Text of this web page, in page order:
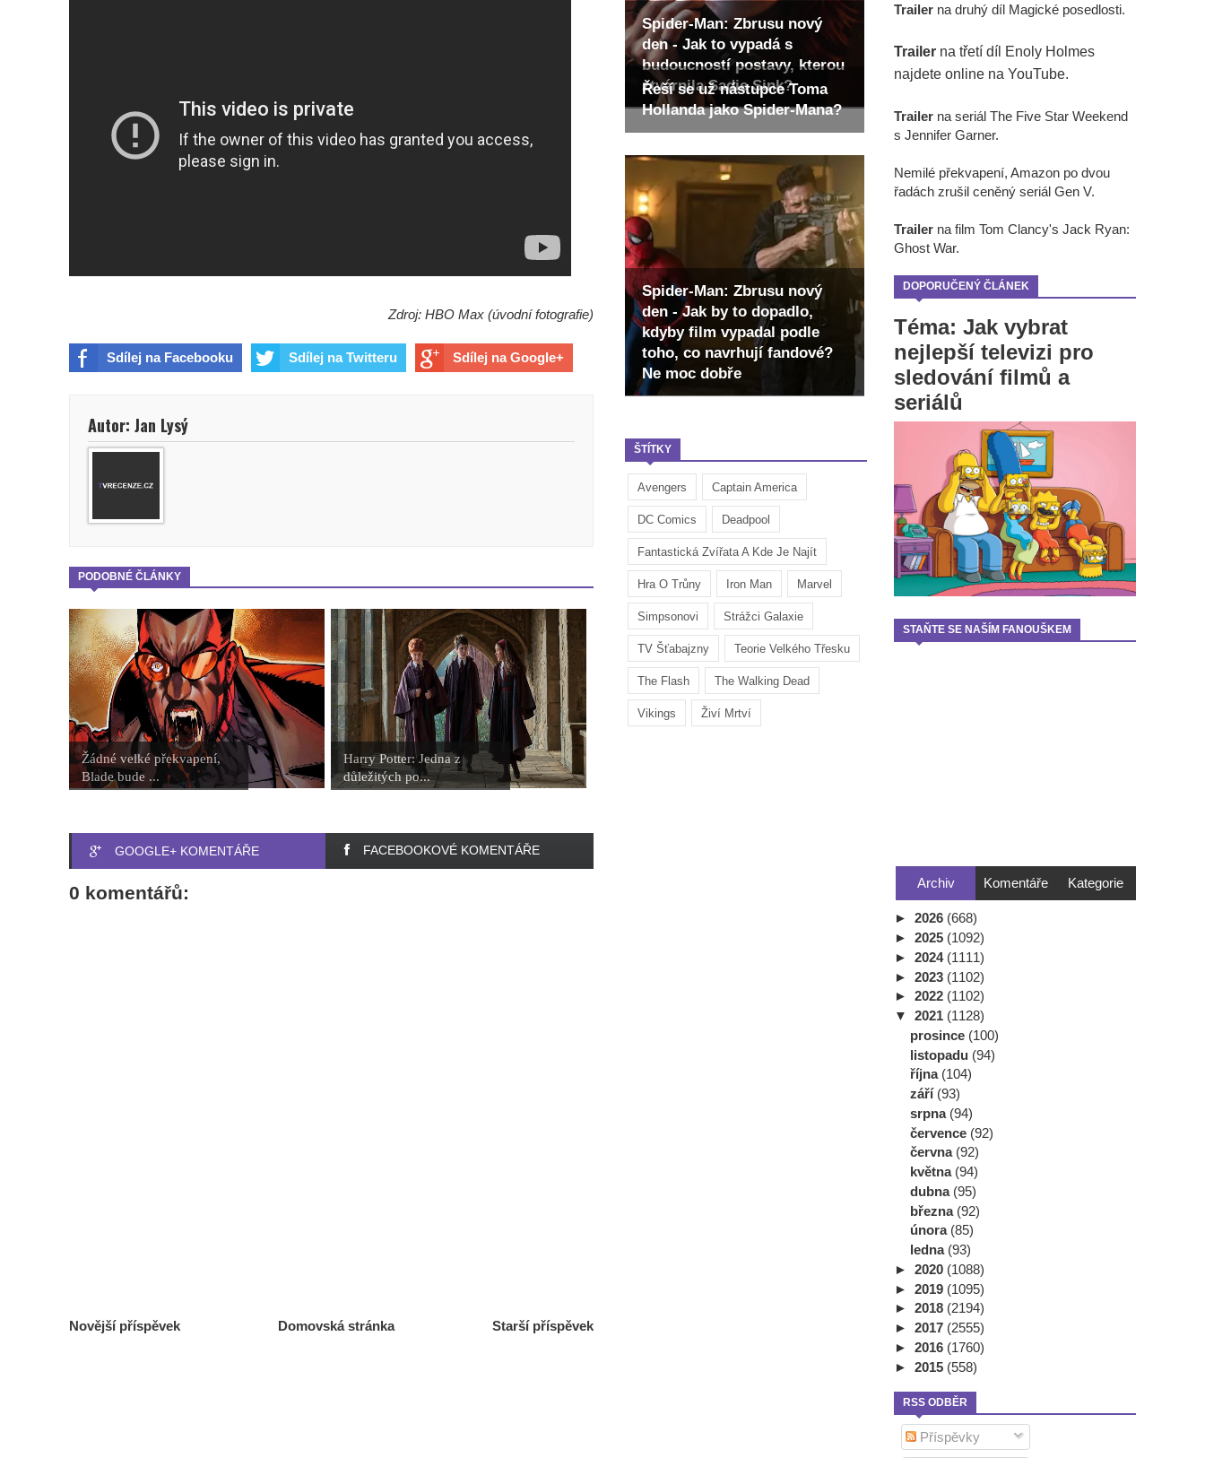
Spider-Man: Zbrusu nový
den - Jak to vypadá s
budoucností postavy, kterou
ztvárnila Sadie Sink?
Řeší se už nástupce Toma
Hollanda jako Spider-Mana?
Spider-Man: Zbrusu nový
den - Jak by to dopadlo,
kdyby film vypadal podle
toho, co navrhují fandové?
Ne moc dobře
ŠTÍTKY
Avengers Captain America
DC Comics Deadpool
Fantastická Zvířata A Kde Je Najít
Hra O Trůny Iron Man Marvel
Simpsonovi Strážci Galaxie
TV Šťabajzny Teorie Velkého Třesku
The Flash The Walking Dead
Vikings Živí Mrtví
Zdroj: HBO Max (úvodní fotografie)
Sdílej na Facebooku Sdílej na Twitteru Sdílej na Google+
Autor: Jan Lysý
PODOBNÉ ČLÁNKY
Žádné velké překvapení,
Blade bude ...
Harry Potter: Jedna z
důležitých po...
GOOGLE+ KOMENTÁŘE FACEBOOKOVÉ KOMENTÁŘE
0 komentářů:
Novější příspěvek Starší příspěvek
Domovská stránka
Trailer na druhý díl Magické posedlosti.
Trailer na třetí díl Enoly Holmes
najdete online na YouTube.
Trailer na seriál The Five Star Weekend
s Jennifer Garner.
Nemilé překvapení, Amazon po dvou
řadách zrušil ceněný seriál Gen V.
Trailer na film Tom Clancy's Jack Ryan:
Ghost War.
DOPORUČENÝ ČLÁNEK
Téma: Jak vybrat
nejlepší televizi pro
sledování filmů a
seriálů
STAŇTE SE NAŠÍM FANOUŠKEM
Archiv Komentáře Kategorie
► 2026 (668)
► 2025 (1092)
► 2024 (1111)
► 2023 (1102)
► 2022 (1102)
▼ 2021 (1128)
prosince (100)
listopadu (94)
října (104)
září (93)
srpna (94)
července (92)
června (92)
května (94)
dubna (95)
března (92)
února (85)
ledna (93)
► 2020 (1088)
► 2019 (1095)
► 2018 (2194)
► 2017 (2555)
► 2016 (1760)
► 2015 (558)
RSS ODBĚR
Příspěvky